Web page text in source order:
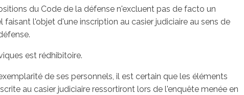
du Code de la défense n'excluent pas de facto un
l'objet d'une inscription au casier judiciaire au sens de
est rédhibitoire.
de ses personnels, il est certain que les éléments
au casier judiciaire ressortiront lors de l'enquête menée en